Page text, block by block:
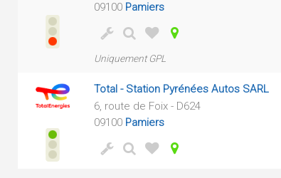
09100 Pamiers
Uniquement GPL
Total - Station Pyrénées Autos SARL
6, route de Foix - D624
09100 Pamiers